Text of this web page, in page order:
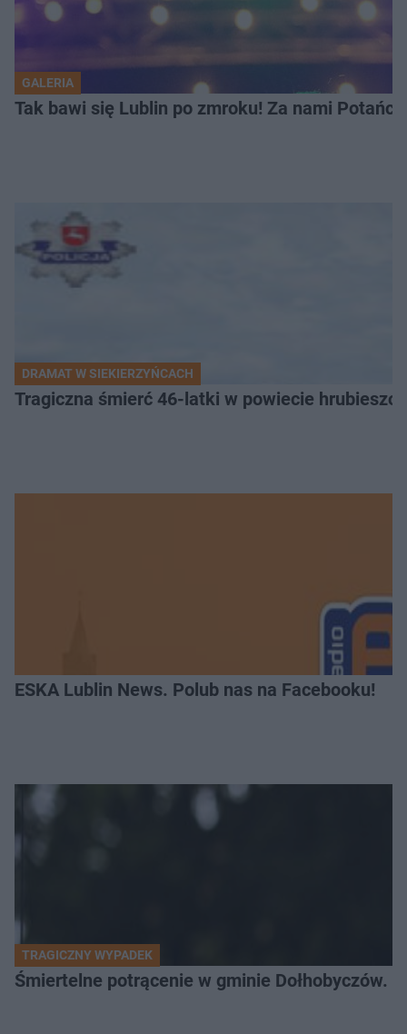
GALERIA
Tak bawi się Lublin po zmroku! Za nami
DRAMAT W SIEKIERZYŃCACH
Tragiczna śmierć 46-latki w powiecie
ESKA Lublin News. Polub nas na Facebooku!
TRAGICZNY WYPADEK
Śmiertelne potrącenie w gminie Dołhobyczów.